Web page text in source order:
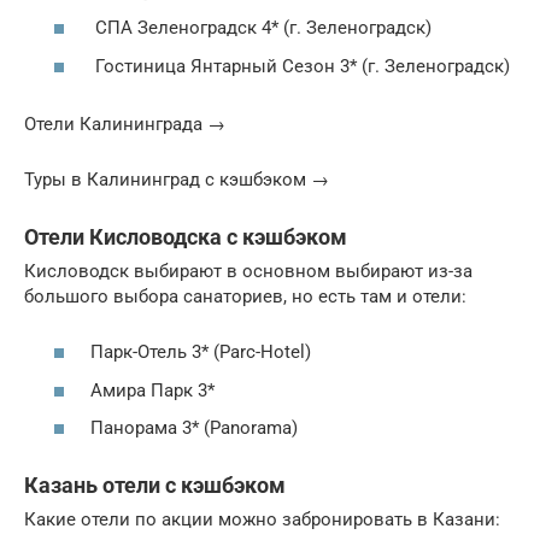
СПА Зеленоградск 4* (г. Зеленоградск)
Гостиница Янтарный Сезон 3* (г. Зеленоградск)
Отели Калининграда →
Туры в Калининград с кэшбэком →
Отели Кисловодска с кэшбэком
Кисловодск выбирают в основном выбирают из-за
большого выбора санаториев, но есть там и отели:
Парк-Отель 3* (Parc-Hotel)
Амира Парк 3*
Панорама 3* (Panorama)
Казань отели с кэшбэком
Какие отели по акции можно забронировать в Казани: